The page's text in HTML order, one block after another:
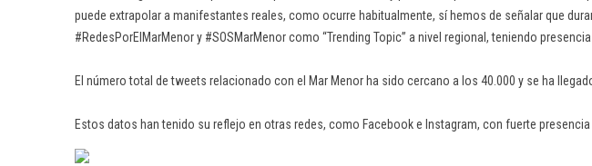
puede extrapolar a manifestantes reales, como ocurre habitualmente, sí hemos de señalar que
#RedesPorElMarMenor y #SOSMarMenor como “Trending Topic” a nivel regional, teniendo
El número total de tweets relacionado con el Mar Menor ha sido cercano a los 40.000 y se ha
Estos datos han tenido su reflejo en otras redes, como Facebook e Instagram, con fuerte